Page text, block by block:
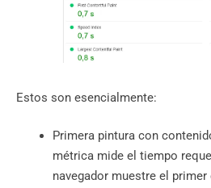
Estos son esencialmente:
Primera pintura con
métrica mide el tiempo
navegador muestre el